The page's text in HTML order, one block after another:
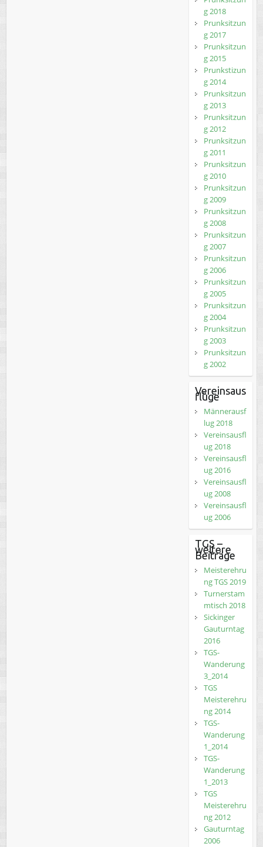
g 2018
Prunksitzun
g 2017
Prunksitzun
g 2015
Prunkstizun
g 2014
Prunksitzun
g 2013
Prunksitzun
g 2012
Prunksitzun
g 2011
Prunksitzun
g 2010
Prunksitzun
g 2009
Prunksitzun
g 2008
Prunksitzun
g 2007
Prunksitzun
g 2006
Prunksitzun
g 2005
Prunksitzun
g 2004
Prunksitzun
g 2003
Prunksitzun
g 2002
Vereinsaus
flüge
Männerausf
lug 2018
Vereinsausfl
ug 2018
Vereinsausfl
ug 2016
Vereinsausfl
ug 2008
Vereinsausfl
ug 2006
TGS –
weitere
Beiträge
Meisterehru
ng TGS 2019
Turnerstam
mtisch 2018
Sickinger
Gauturntag
2016
TGS-
Wanderung
3_2014
TGS
Meisterehru
ng 2014
TGS-
Wanderung
1_2014
TGS-
Wanderung
1_2013
TGS
Meisterehru
ng 2012
Gauturntag
2006